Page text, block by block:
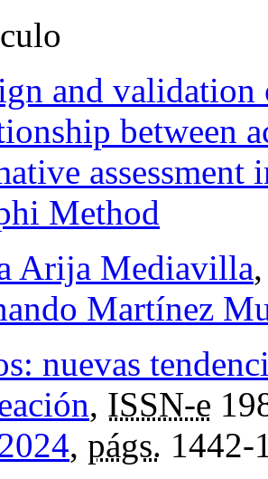
and validation
between
Method
Arija Mediavilla
Martínez
nuevas
, ISSN-e
, págs. 1442-